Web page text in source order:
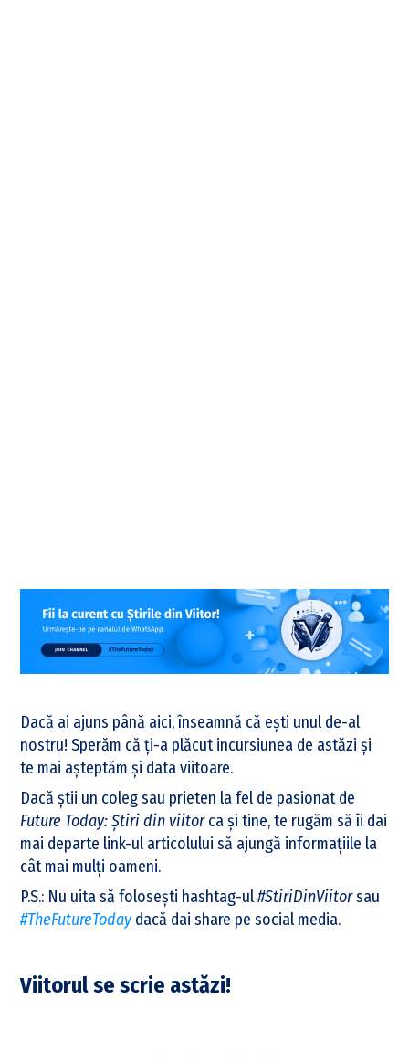
Dacă ai ajuns până aici, înseamnă că ești unul de-al
nostru! Sperăm că ți-a plăcut incursiunea de astăzi și
te mai așteptăm și data viitoare.
Dacă știi un coleg sau prieten la fel de pasionat de
Future Today: Știri din viitorca și tine, te rugăm să îi dai
mai departe link-ul articolului să ajungă informațiile la
cât mai mulți oameni.
P.S.: Nu uita să folosești hashtag-ul#StiriDinViitorsau
#TheFutureTodaydacă dai share pe social media.
Viitorul se scrie astăzi!